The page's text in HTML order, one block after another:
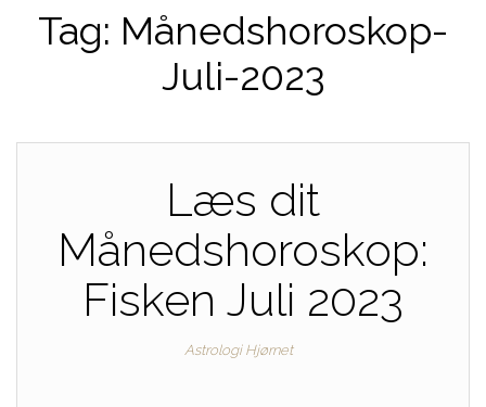
Tag: Månedshoroskop-
Juli-2023
Læs dit
Månedshoroskop:
Fisken Juli 2023
Astrologi Hjørnet